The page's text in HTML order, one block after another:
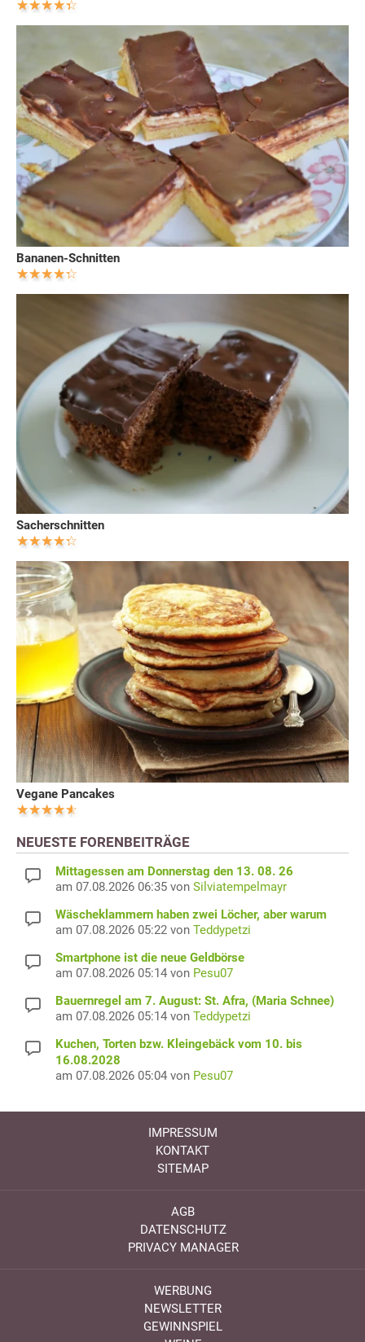
Bananen-Schnitten
Sacherschnitten
Vegane Pancakes
NEUESTE FORENBEITRÄGE
Mittagessen am Donnerstag den 13. 08. 26
am 07.08.2026 06:35 von Silviatempelmayr
Wäscheklammern haben zwei Löcher, aber warum
am 07.08.2026 05:22 von Teddypetzi
Smartphone ist die neue Geldbörse
am 07.08.2026 05:14 von Pesu07
Bauernregel am 7. August: St. Afra, (Maria Schnee)
am 07.08.2026 05:14 von Teddypetzi
Kuchen, Torten bzw. Kleingebäck vom 10. bis
16.08.2028
am 07.08.2026 05:04 von Pesu07
IMPRESSUM
KONTAKT
SITEMAP
AGB
DATENSCHUTZ
PRIVACY MANAGER
WERBUNG
NEWSLETTER
GEWINNSPIEL